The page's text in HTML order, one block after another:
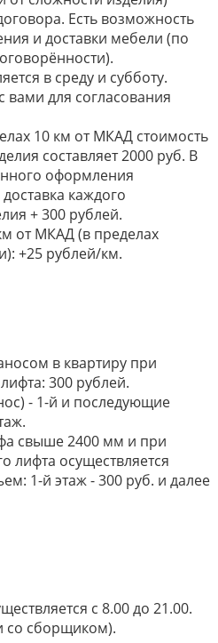
Есть возможность
и доставки мебели (по
в среду и субботу.
вами для согласования
10 км от МКАД стоимость
составляет 2000 руб. В
оформления
каждого
+ 300 рублей.
от МКАД (в пределах
+25 рублей/км.
в квартиру при
300 рублей.
- 1-й и последующие
свыше 2400 мм и при
лифта осуществляется
1-й этаж - 300 руб. и далее
с 8.00 до 21.00.
со сборщиком).